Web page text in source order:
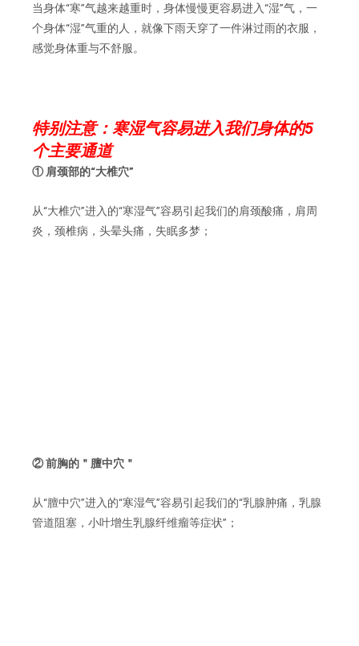
当身体“寒”气越来越重时，身体慢慢更容易进入“湿”气，一
个身体“湿”气重的人，就像下雨天穿了一件淋过雨的衣服，
感觉身体重与不舒服。
特别注意：寒湿气容易进入我们身体的5
个主要通道
① 肩颈部的“大椎穴”
从“大椎穴”进入的“寒湿气”容易引起我们的肩颈酸痛，肩周
炎，颈椎病，头晕头痛，失眠多梦；
② 前胸的＂膻中穴＂
从“膻中穴”进入的“寒湿气”容易引起我们的“乳腺肿痛，乳腺
管道阻塞，小叶增生乳腺纤维瘤等症状”；